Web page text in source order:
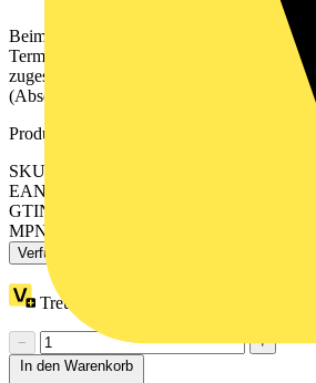
Beim ersten und letzten Busteilnehmer muss
Terminierungsschalter auf
“ON“ stehen.
zugeschaltet).
Bei nachfolgenden
(Abschlusswiderstand abgeschaltet).
Produktkennzeichen
SKU: 750-963
EAN: 4045454344405
GTIN: 4045454344405
MPN: 750-963
Verfügbar: 2 Händler
Treuepunkte:
−
+
In den Warenkorb